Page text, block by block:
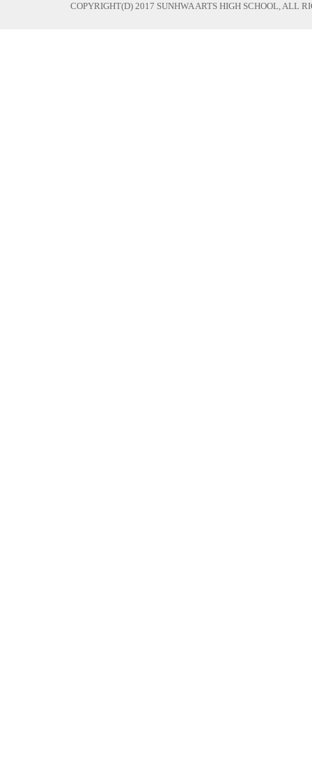
COPYRIGHT(D) 2017 SUNHWA ARTS HIGH SCHOOL, ALL